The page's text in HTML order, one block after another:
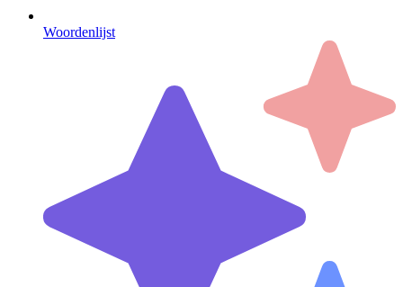
Woordenlijst